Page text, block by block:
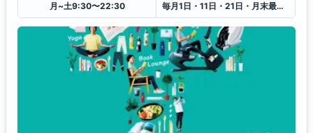
月~土9:30〜22:30
毎月1日・11日・21日・月末最終日（月末月初2日連続）、お盆、年末年始